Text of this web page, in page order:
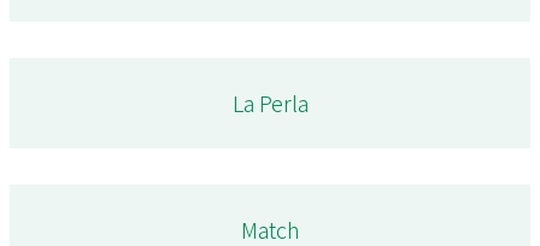
La Perla
Match